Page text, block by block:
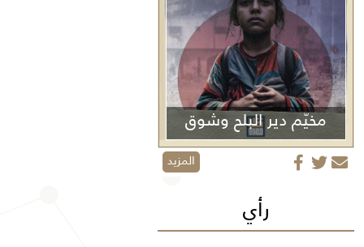
مخيّم دير البلح وشوق
الأولاد
المزيد
رأي